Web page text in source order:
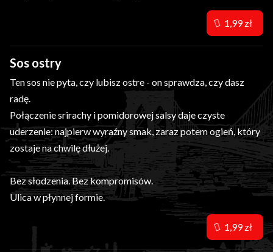
Sos ostry
Ten sos nie pyta, czy lubisz ostre - on sprawdza, czy dasz
radę.
Połączenie srirachy i pomidorowej salsy daje czyste
uderzenie: najpierw wyraźny smak, zaraz potem ogień, który
zostaje na chwilę dłużej.
Bez słodzenia. Bez kompromisów.
Ulica w płynnej formie.